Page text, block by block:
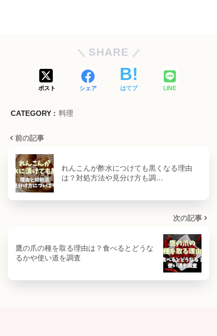
SHARE
ポスト シェア はてブ LINE
CATEGORY : 料理
前の記事
れんこんが酢水につけても黒くなる理由
は？対処方法や見分け方も調…
次の記事
鷹の爪の種を取る理由は？食べるとどうな
るかや使い道を調査